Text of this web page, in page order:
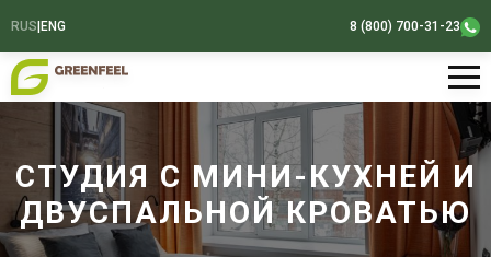
RUS ENG 8 (800) 700-31-23
СТУДИЯ С МИНИ-КУХНЕЙ И
ДВУСПАЛЬНОЙ КРОВАТЬЮ